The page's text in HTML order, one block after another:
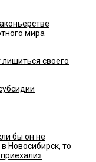
мира
своего
бы он не
Новосибирск, то